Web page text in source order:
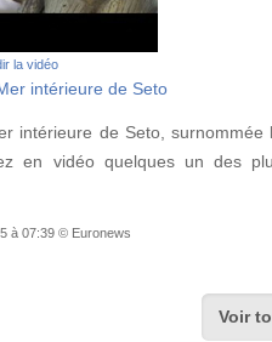
la vidéo
intérieure de Seto
intérieure de Seto, surnommée
en vidéo quelques un des
à 07:39 © Euronews
Voir